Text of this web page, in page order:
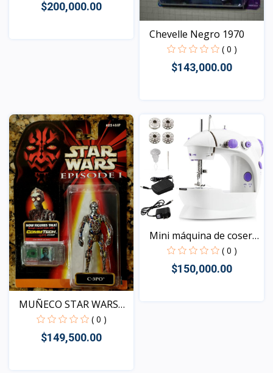
$200,000.00
Chevelle Negro 1970
( 0 )
$143,000.00
Vista
MUÑECO STAR WARS
EPISOD...
( 0 )
$149,500.00
Mini máquina de coser
( 0 )
$150,000.00